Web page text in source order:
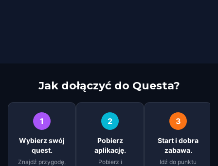
Jak dołączyć do Questa?
1
Wybierz swój
quest.
Znajdź przygodę,
2
Pobierz
aplikację.
Pobierz i
3
Start i dobra
zabawa.
Idź do punktu